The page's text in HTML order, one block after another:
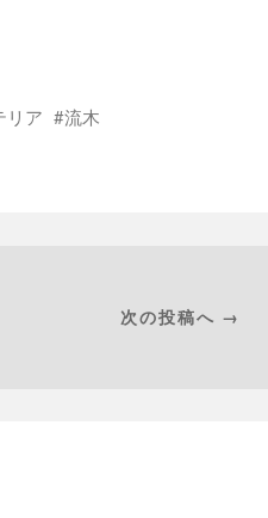
リア 流木
次の投稿へ →